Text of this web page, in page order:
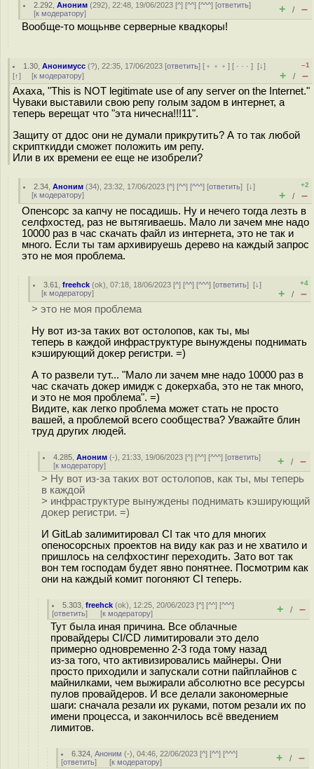
2.292 ,Аноним (292), 22:48, 19/06/2023 [^] [^^] [^^^] [ответить]
[к модератору] + / –
Вообще-то мощьнве серверные квадкоры!
1.30 ,Анонимусс (?), 22:35, 17/06/2023 [ответить] [ ﹢﹢﹢] [ · · ·][↓]
[↑] [к модератору]
–1
+ / –
Ахаха, "This is NOT legitimate use of any server on the Internet."
Чуваки выставили свою репу голым задом в интернет, а
теперь верещат что "эта ничесна!!!11".
Защиту от ддос они не думали прикрутить? А то так любой
скрипткидди сможет положить им репу.
Или в их времени ее еще не изобрели?
2.34 ,Аноним (34), 23:32, 17/06/2023 [^] [^^] [^^^] [ответить][↓]
[к модератору]
+2
+ / –
Опенсорс за капчу не посадишь. Ну и нечего тогда лезть в
селфхостед, раз не вытягиваешь. Мало ли зачем мне надо
10000 раз в час скачать файл из интернета, это не так и
много. Если ты там архивируешь дерево на каждый запрос
это не моя проблема.
3.61 ,freehck (ok), 07:18, 18/06/2023 [^] [^^] [^^^] [ответить][↓]
[к модератору]
+4
+ / –
> это не моя проблема
Ну вот из-за таких вот остолопов, как ты, мы
теперь в каждой инфраструктуре вынуждены поднимать
кэширующий докер регистри. =)
А то развели тут... "Мало ли зачем мне надо 10000 раз в
час скачать докер имидж с докерхаба, это не так много,
и это не моя проблема". =)
Видите, как легко проблема может стать не просто
вашей, а проблемой всего сообщества? Уважайте блин
труд других людей.
4.285 ,Аноним (-), 21:33, 19/06/2023 [^] [^^] [^^^] [ответить]
[к модератору] + / –
> Ну вот из-за таких вот остолопов, как ты, мы теперь
в каждой
> инфраструктуре вынуждены поднимать кэширующий
докер регистри. =)
И GitLab залимитировал CI так что для многих
опеносорсных проектов на виду как раз и не хватило и
пришлось на селфхостинг переходить. Зато вот так
вон тем господам будет явно понятнее. Посмотрим как
они на каждый комит погоняют CI теперь.
5.303 ,freehck (ok), 12:25, 20/06/2023 [^] [^^] [^^^]
[ответить] [к модератору] + / –
Тут была иная причина. Все облачные
провайдеры CI/CD лимитировали это дело
примерно одновременно 2-3 года тому назад
из-за того, что активизировались майнеры. Они
просто приходили и запускали сотни пайплайнов с
майнилками, чем выжирали абсолютно все ресурсы
пулов провайдеров. И все делали закономерные
шаги: сначала резали их руками, потом резали их по
имени процесса, и закончилось всё введением
лимитов.
6.324 ,Аноним (-), 04:46, 22/06/2023 [^] [^^] [^^^]
[ответить] [к модератору] + / –